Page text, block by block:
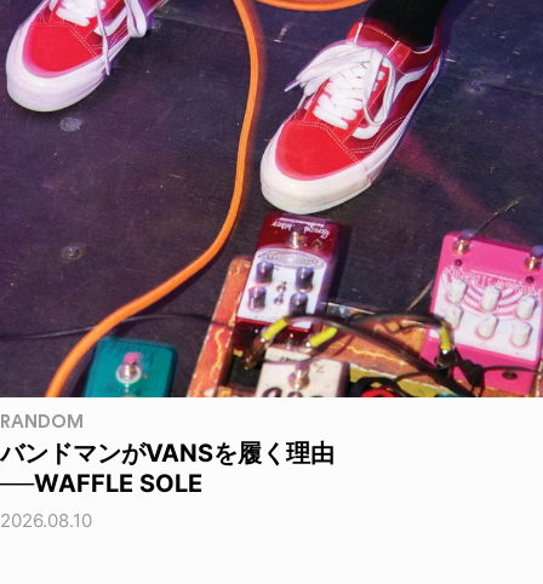
RANDOM
バンドマンがVANSを履く理由
──WAFFLE SOLE
2026.08.10